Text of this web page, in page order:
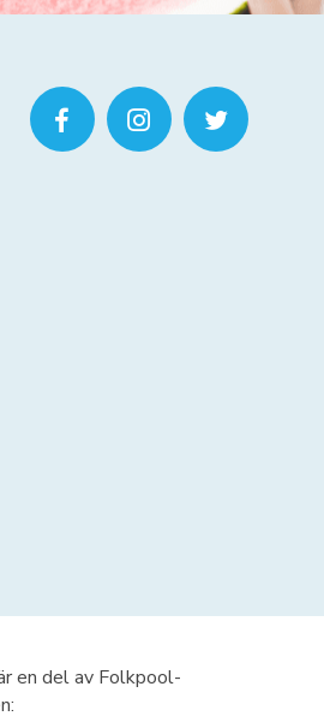
en del av Folkpool-